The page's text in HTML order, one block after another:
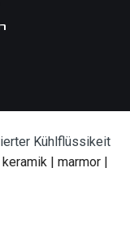
Kühlflüssikeit
| marmor |